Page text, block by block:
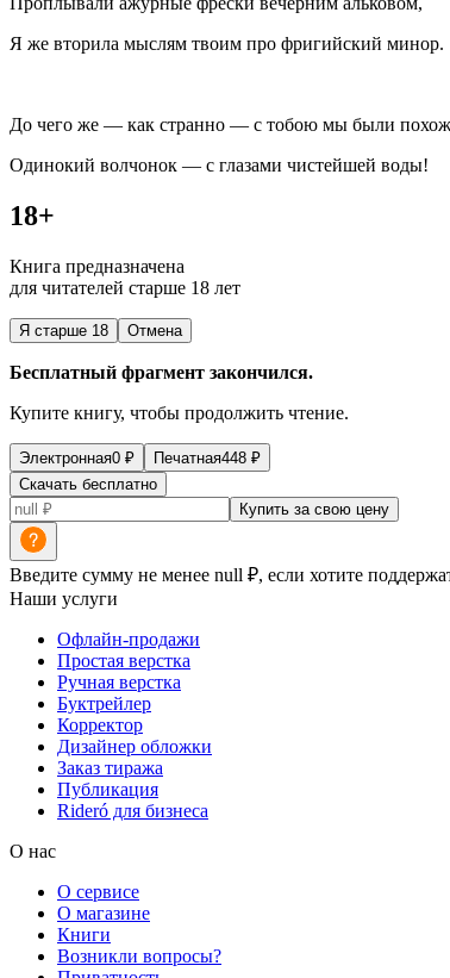
Я же вторила мыслям твоим про фригийский минор.
До чего же — как странно — с тобою мы были
Одинокий волчонок — с глазами чистейшей воды!
18+
Книга предназначена
для читателей старше 18 лет
Я старше 18 Отмена
Бесплатный фрагмент закончился.
Купите книгу, чтобы продолжить чтение.
Электронная0 ₽ Печатная448 ₽
Скачать бесплатно
Купить за свою цену
Введите сумму не менее null ₽, если хотите
Наши услуги
Офлайн-продажи
Простая верстка
Ручная верстка
Буктрейлер
Корректор
Дизайнер обложки
Заказ тиража
Публикация
Rideró для бизнеса
О нас
О сервисе
О магазине
Книги
Возникли вопросы?